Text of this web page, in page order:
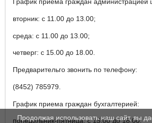
График приема граждан администрацией
вторник: с 11.00 до 13.00;
среда: с 11.00 до 13.00;
четверг: с 15.00 до 18.00.
Предварительго звонить по телефону:
(8452) 785979.
График приема граждан бухгалтерией:
понедельник-пятница: с 15.00 до 18.00.
Продолжая использовать наш сайт, вы